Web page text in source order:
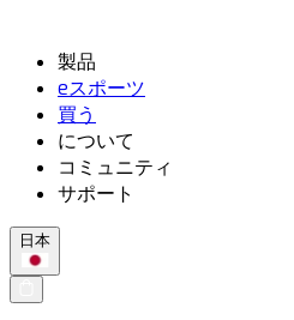
製品
eスポーツ
買う
について
コミュニティ
サポート
日本